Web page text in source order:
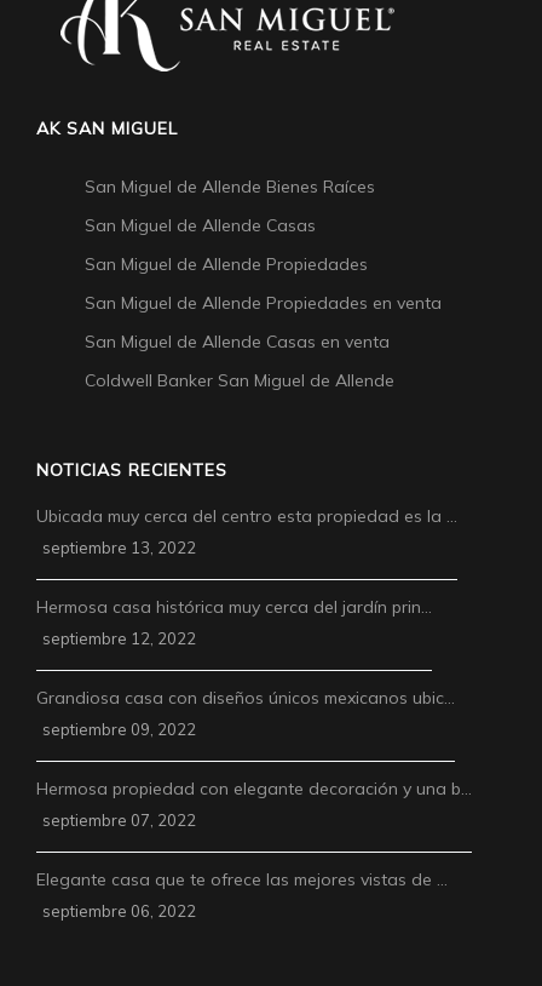
AK SAN MIGUEL
San Miguel de Allende Bienes Raíces
San Miguel de Allende Casas
San Miguel de Allende Propiedades
San Miguel de Allende Propiedades en venta
San Miguel de Allende Casas en venta
Coldwell Banker San Miguel de Allende
NOTICIAS RECIENTES
Ubicada muy cerca del centro esta propiedad es la …
septiembre 13, 2022
Hermosa casa histórica muy cerca del jardín prin…
septiembre 12, 2022
Grandiosa casa con diseños únicos mexicanos ubic…
septiembre 09, 2022
Hermosa propiedad con elegante decoración y una b…
septiembre 07, 2022
Elegante casa que te ofrece las mejores vistas de …
septiembre 06, 2022